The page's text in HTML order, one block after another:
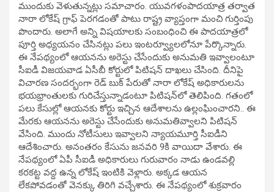
ముందుకు వెళుతున్నట్లు సమాచారం. యువగళంపాదయాత్ర తర్వాత
నారా లోకేష్‌ గ్రాఫ్‌ పెరగడంతో పాటు రాష్ట్ర వ్యాప్తంగా మంచి గుర్తింపు
పొందారు. అలాగే అన్ని విషయాలకు సంబంధించి ఈ పాదయాత్రలో
పూర్తి అధ్యయనం చేసినట్లు పలు ఇంటర్వ్యూలలోనూ పేర్కొన్నారు.
ఈ నేపథ్యంలో ఆయనను అరెస్టు చేసేందుకు అనుమతి ఇవ్వాలంటూ
సీఐడీ విజయవాడ ఏసీబీ కోర్టులో పిటిషన్‌ దాఖలు చేసింది. దీనిపై
విచారణ సందర్భంగా రెడ్‌ బుక్‌ పేరుతో నారా లోకేష్‌ అధికారులను
భయభ్రాంతులకు గురిచేస్తున్నాడంటూ పిటిషన్‌లో తెలిపింది. గతంలో
పలు కేసుల్లో ఆయనకు కోర్టు ఇచ్చిన ఆదేశాలను ఉల్లంఘించారని.. ఈ
మేరకు ఆయనను అరెస్టు చేసేందుకు అనుమతివ్వాలని పిటిషన్‌
వేసింది. ముందు నోటీసులు ఇవ్వాలని న్యాయమూర్తి సీఐడీని
ఆదేశించారు. అనంతరం కేసును జనవరి 9కి వాయిదా వేశారు. ఈ
నేపథ్యంలో ఏపీ సీఐడీ అధికారులు గురువారం నాడు ఉండవల్లి
కరకట్ట వద్ద ఉన్న లోకేష్‌ ఇంటికి వెళ్లారు. అక్కడ ఆయన
లేకపోవడంతో వెనక్కు తిరిగి వచ్చేశారు. ఈ నేపథ్యంలో శుక్రవారం